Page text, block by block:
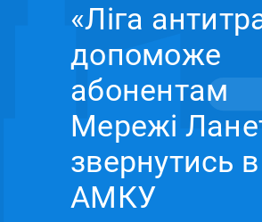
«Ліга
допоможе
абонентам
Мережі
звернутись в
АМКУ